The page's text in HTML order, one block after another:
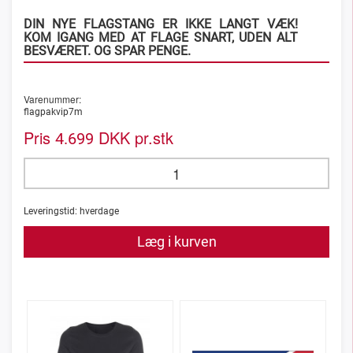
DIN NYE FLAGSTANG ER IKKE LANGT VÆK!
KOM IGANG MED AT FLAGE SNART, UDEN ALT
BESVÆRET. OG SPAR PENGE.
Varenummer:
flagpakvip7m
Pris 4.699 DKK pr.stk
Leveringstid: hverdage
Læg i kurven